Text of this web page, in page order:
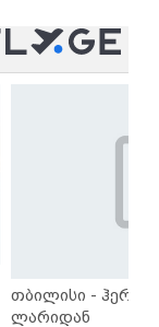
თბილისი -
ლარიდან